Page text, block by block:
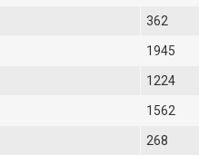
362
1945
1224
1562
268